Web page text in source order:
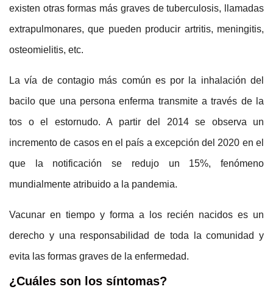
existen otras formas más graves de tuberculosis, llamadas
extrapulmonares, que pueden producir artritis, meningitis,
osteomielitis, etc.
La vía de contagio más común es por la inhalación del
bacilo que una persona enferma transmite a través de la
tos o el estornudo. A partir del 2014 se observa un
incremento de casos en el país a excepción del 2020 en el
que la notificación se redujo un 15%, fenómeno
mundialmente atribuido a la pandemia.
Vacunar en tiempo y forma a los recién nacidos es un
derecho y una responsabilidad de toda la comunidad y
evita las formas graves de la enfermedad.
¿Cuáles son los síntomas?